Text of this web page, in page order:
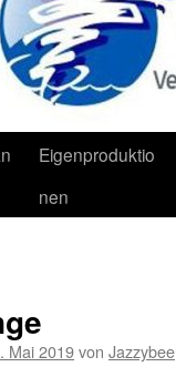
Eigenproduktio
nen
Mai 2019von Jazzybee